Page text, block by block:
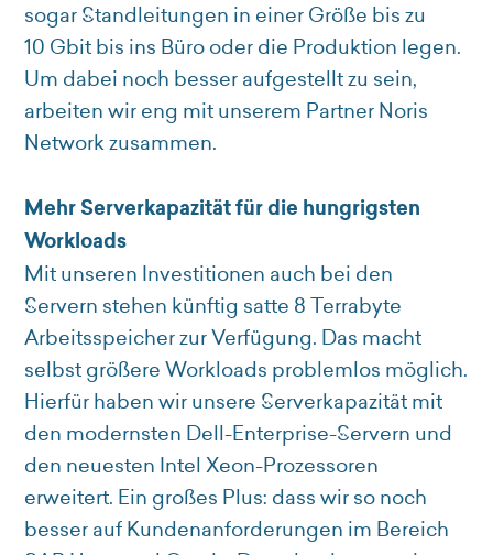
sogar Standleitungen in einer Größe bis zu
10 Gbit bis ins Büro oder die Produktion legen.
Um dabei noch besser aufgestellt zu sein,
arbeiten wir eng mit unserem Partner Noris
Network zusammen.
Mehr Serverkapazität für die hungrigsten
Workloads
Mit unseren Investitionen auch bei den
Servern stehen künftig satte 8 Terrabyte
Arbeitsspeicher zur Verfügung. Das macht
selbst größere Workloads problemlos möglich.
Hierfür haben wir unsere Serverkapazität mit
den modernsten Dell-Enterprise-Servern und
den neuesten Intel Xeon-Prozessoren
erweitert. Ein großes Plus: dass wir so noch
besser auf Kundenanforderungen im Bereich